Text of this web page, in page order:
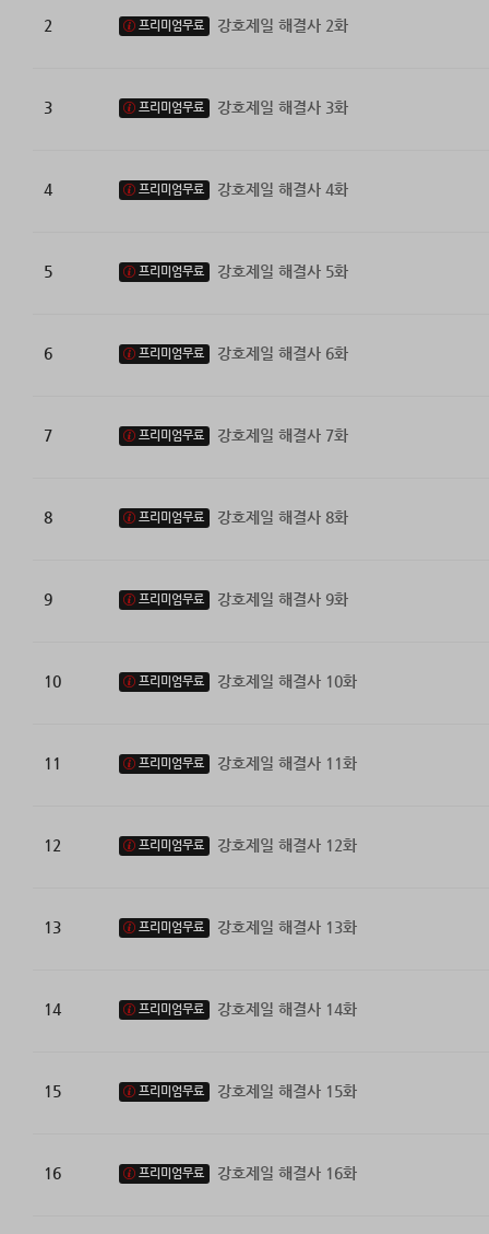
2 프리미엄무료 강호제일 해결사 2화
3 프리미엄무료 강호제일 해결사 3화
4 프리미엄무료 강호제일 해결사 4화
5 프리미엄무료 강호제일 해결사 5화
6 프리미엄무료 강호제일 해결사 6화
7 프리미엄무료 강호제일 해결사 7화
8 프리미엄무료 강호제일 해결사 8화
9 프리미엄무료 강호제일 해결사 9화
10 프리미엄무료 강호제일 해결사 10화
11 프리미엄무료 강호제일 해결사 11화
12 프리미엄무료 강호제일 해결사 12화
13 프리미엄무료 강호제일 해결사 13화
14 프리미엄무료 강호제일 해결사 14화
15 프리미엄무료 강호제일 해결사 15화
16 프리미엄무료 강호제일 해결사 16화